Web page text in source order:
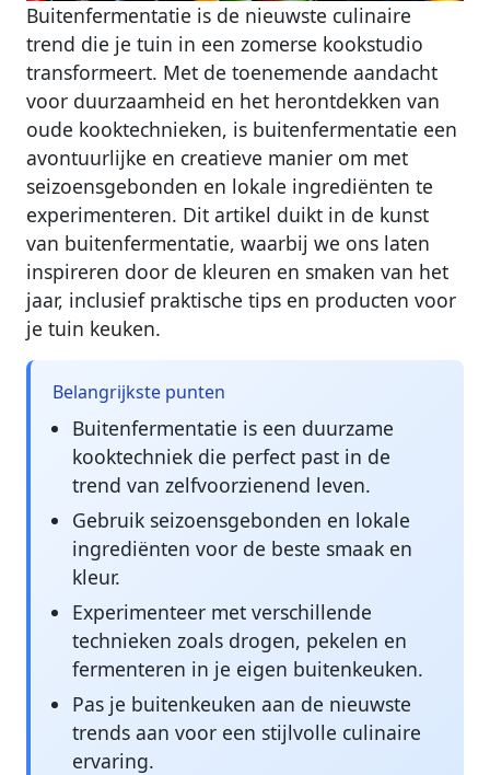
Buitenfermentatie is de nieuwste culinaire
trend die je tuin in een zomerse kookstudio
transformeert. Met de toenemende aandacht
voor duurzaamheid en het herontdekken van
oude kooktechnieken, is buitenfermentatie een
avontuurlijke en creatieve manier om met
seizoensgebonden en lokale ingrediënten te
experimenteren. Dit artikel duikt in de kunst
van buitenfermentatie, waarbij we ons laten
inspireren door de kleuren en smaken van het
jaar, inclusief praktische tips en producten voor
je tuin keuken.
Belangrijkste punten
Buitenfermentatie is een duurzame
kooktechniek die perfect past in de
trend van zelfvoorzienend leven.
Gebruik seizoensgebonden en lokale
ingrediënten voor de beste smaak en
kleur.
Experimenteer met verschillende
technieken zoals drogen, pekelen en
fermenteren in je eigen buitenkeuken.
Pas je buitenkeuken aan de nieuwste
trends aan voor een stijlvolle culinaire
ervaring.